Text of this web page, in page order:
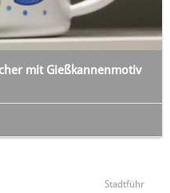
mit Gießkannenmotiv
Stadtführ